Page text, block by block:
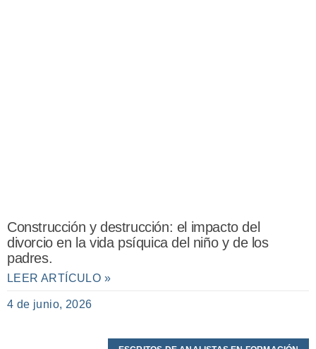
Construcción y destrucción: el impacto del
divorcio en la vida psíquica del niño y de los
padres.
LEER ARTÍCULO »
4 de junio, 2026